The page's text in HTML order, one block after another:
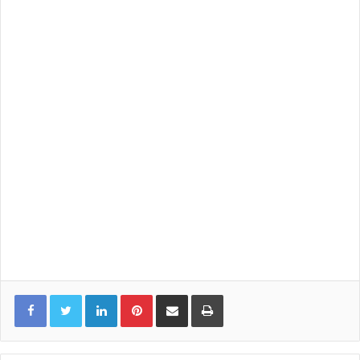
LinkedInPinterestShare via Email Print